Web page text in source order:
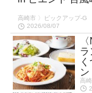
高崎市 〉ピックアップ-G
2026/08/07
ラ
ン
高